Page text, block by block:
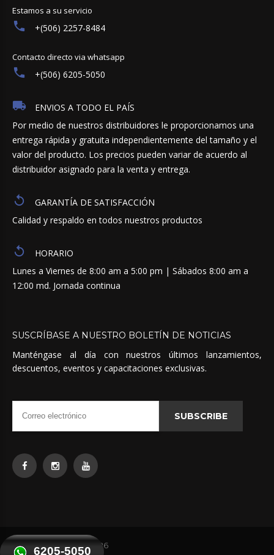
6205-5050
Estamos a su servicio
+(506) 2257-8484
Contacto directo via whatsapp
+(506) 6205-5050
ENVIOS A TODO EL PAÍS
Por medio de nuestros distribuidores le proporcionamos una
entrega rápida y gratuita independientemente del tamaño y el
valor del producto. Los precios pueden variar de acuerdo al
distribuidor asignado para la venta y entrega.
GARANTÍA DE SATISFACCIÓN
Calidad y respaldo en todos nuestros productos
HORARIO
Lunes a Viernes de 8:00 am a 5:00 pm | Sábados 8:00 am a
12:00 md. Jornada continua
SUSCRÍBASE A NUESTRO BOLETÍN DE NOTICIAS
Manténgase al día con nuestros últimos lanzamientos,
descuentos, eventos y capacitaciones exclusivas.
SUBSCRIBE
Quimicas Unidas © 2026